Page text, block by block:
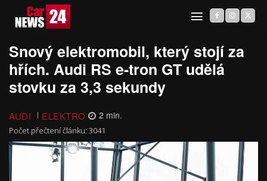
Snový elektromobil, který stojí za
hřích. Audi RS e-tron GT udělá
stovku za 3,3 sekundy
AUDI ELEKTRO 2 min.
Počet přečtení článku: 3041